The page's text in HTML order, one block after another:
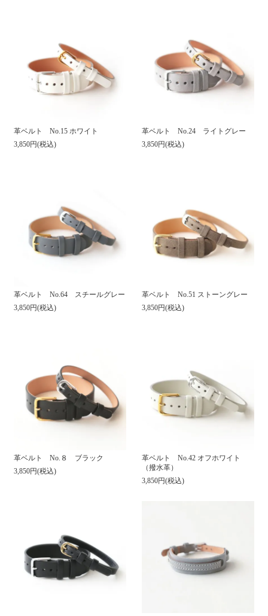
革ベルト No.15 ホワイト
3,850円(税込)
革ベルト No.24 ライトグレー
3,850円(税込)
革ベルト No.64 スチールグレー
3,850円(税込)
革ベルト No.51 ストーングレー
3,850円(税込)
革ベルト No.８ ブラック
3,850円(税込)
革ベルト No.42 オフホワイト
（撥水革）
3,850円(税込)